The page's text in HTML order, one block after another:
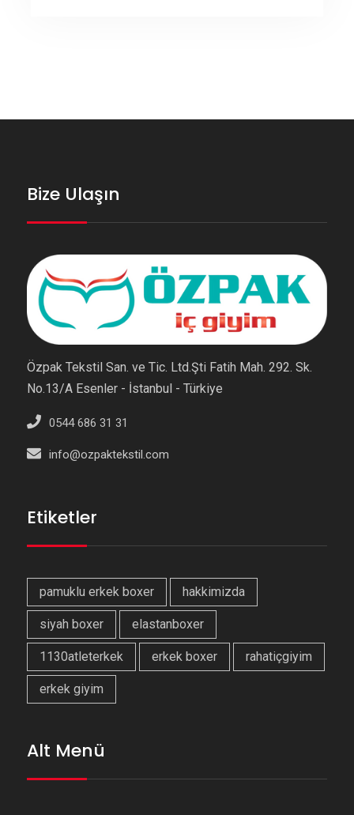
Bize Ulaşın
Özpak Tekstil San. ve Tic. Ltd.Şti Fatih Mah. 292. Sk.
No.13/A Esenler - İstanbul - Türkiye
0544 686 31 31
info@ozpaktekstil.com
Etiketler
pamuklu erkek boxer hakkimizda
siyah boxer elastanboxer
1130atleterkek erkek boxer rahatiçgiyim
erkek giyim
Alt Menü